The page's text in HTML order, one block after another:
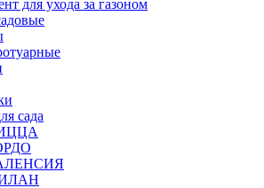
для ухода за газоном
сада